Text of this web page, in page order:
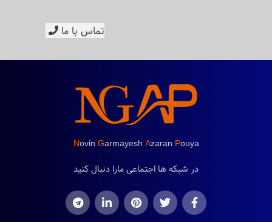
تماس با ما
Novin Garmayesh Azaran Pouya
در شبکه ها اجتماعی مارا دنبال کنید